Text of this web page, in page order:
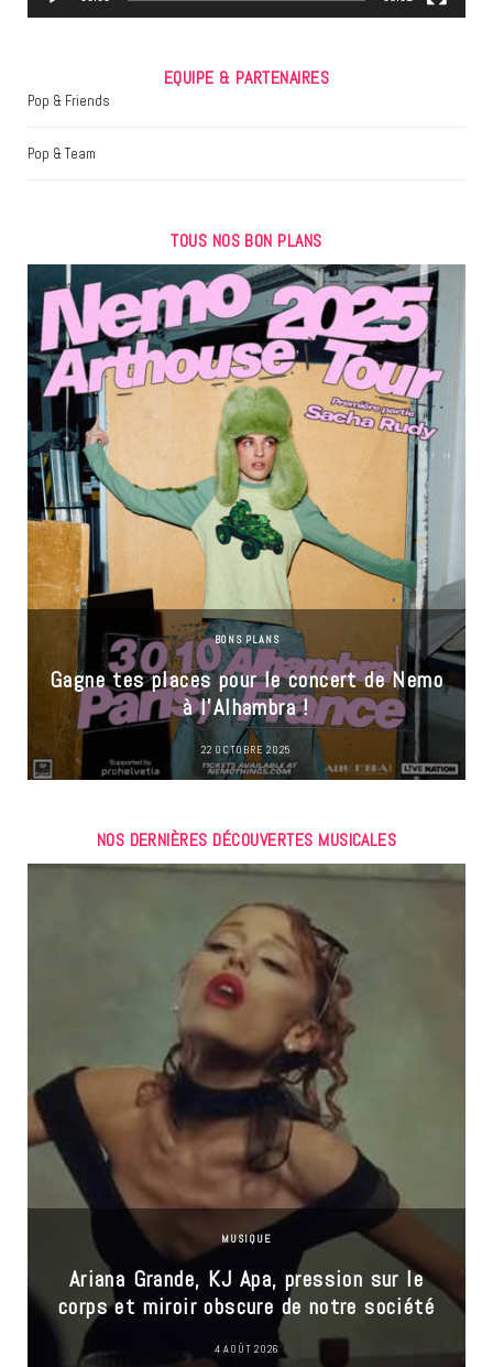
EQUIPE & PARTENAIRES
Pop & Friends
Pop & Team
TOUS NOS BON PLANS
BONS PLANS
Gagne tes places pour le concert de Nemo
à l’Alhambra !
22 OCTOBRE 2025
NOS DERNIÈRES DÉCOUVERTES MUSICALES
MUSIQUE
Ariana Grande, KJ Apa, pression sur le
corps et miroir obscure de notre société
4 AOÛT 2026